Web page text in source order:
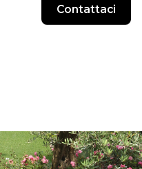
Contattaci